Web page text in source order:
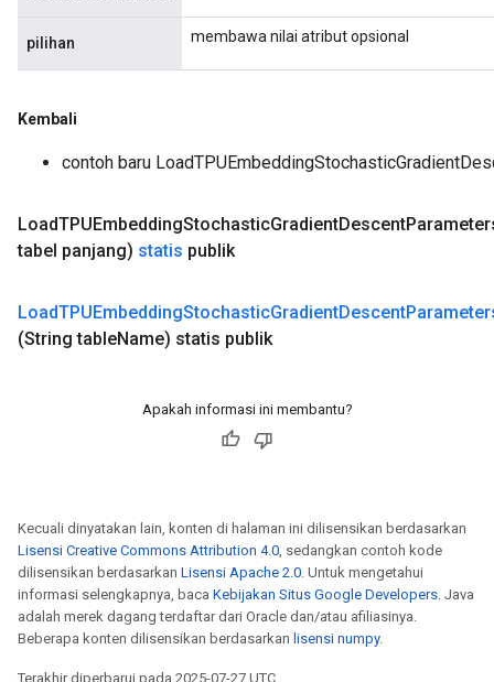
pilihan membawa nilai atribut opsional
Kembali
contoh baru
LoadTPUEmbeddingStochasticGradientDescent
tabel panjang) statis publik
LoadTPUEmbeddingStochasticGradientDescent
(String tableName) statis publik
Apakah informasi ini membantu?
Kecuali dinyatakan lain, konten di halaman ini dilisensikan berdasarkan
Lisensi Creative Commons Attribution 4.0, sedangkan contoh kode
dilisensikan berdasarkan Lisensi Apache 2.0. Untuk mengetahui
informasi selengkapnya, baca Kebijakan Situs Google Developers. Java
adalah merek dagang terdaftar dari Oracle dan/atau afiliasinya.
Beberapa konten dilisensikan berdasarkan lisensi numpy.
Terakhir diperbarui pada 2025-07-27 UTC.